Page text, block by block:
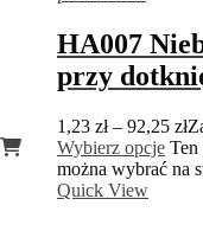
HA007
przy
1,23 zł – 92,25 zł
Wybierz opcje
można wybrać na
Quick View